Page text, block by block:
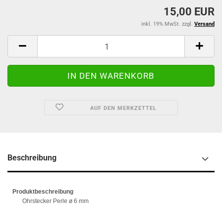
15,00 EUR
inkl. 19% MwSt. zzgl. Versand
AUF DEN MERKZETTEL
Beschreibung
Produktbeschreibung
Ohrstecker Perle ø 6 mm